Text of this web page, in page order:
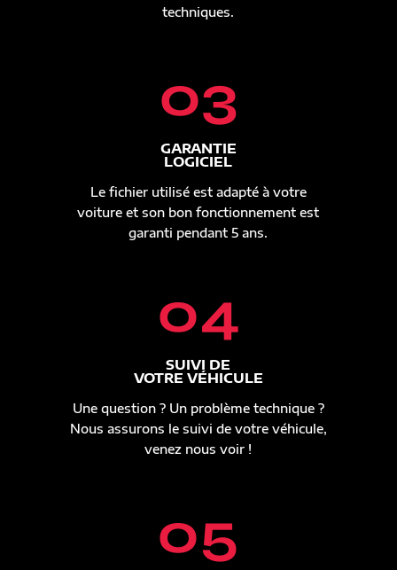
techniques.
03
GARANTIE
LOGICIEL
Le fichier utilisé est adapté à votre
voiture et son bon fonctionnement est
garanti pendant 5 ans.
04
SUIVI DE
VOTRE VÉHICULE
Une question ? Un problème technique ?
Nous assurons le suivi de votre véhicule,
venez nous voir !
05